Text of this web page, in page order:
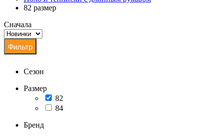
82 размер
Сначала
Сезон
Размер
82
84
Бренд